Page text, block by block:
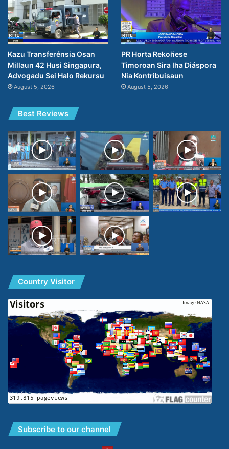
Kazu Transferénsia Osan
Millaun 42 Husi Singapura,
Advogadu Sei Halo Rekursu
August 5, 2026
PR Horta Rekoñese
Timoroan Sira Iha Diáspora
Nia Kontribuisaun
August 5, 2026
Best Reviews
Country Visitor
Subscribe to our channel